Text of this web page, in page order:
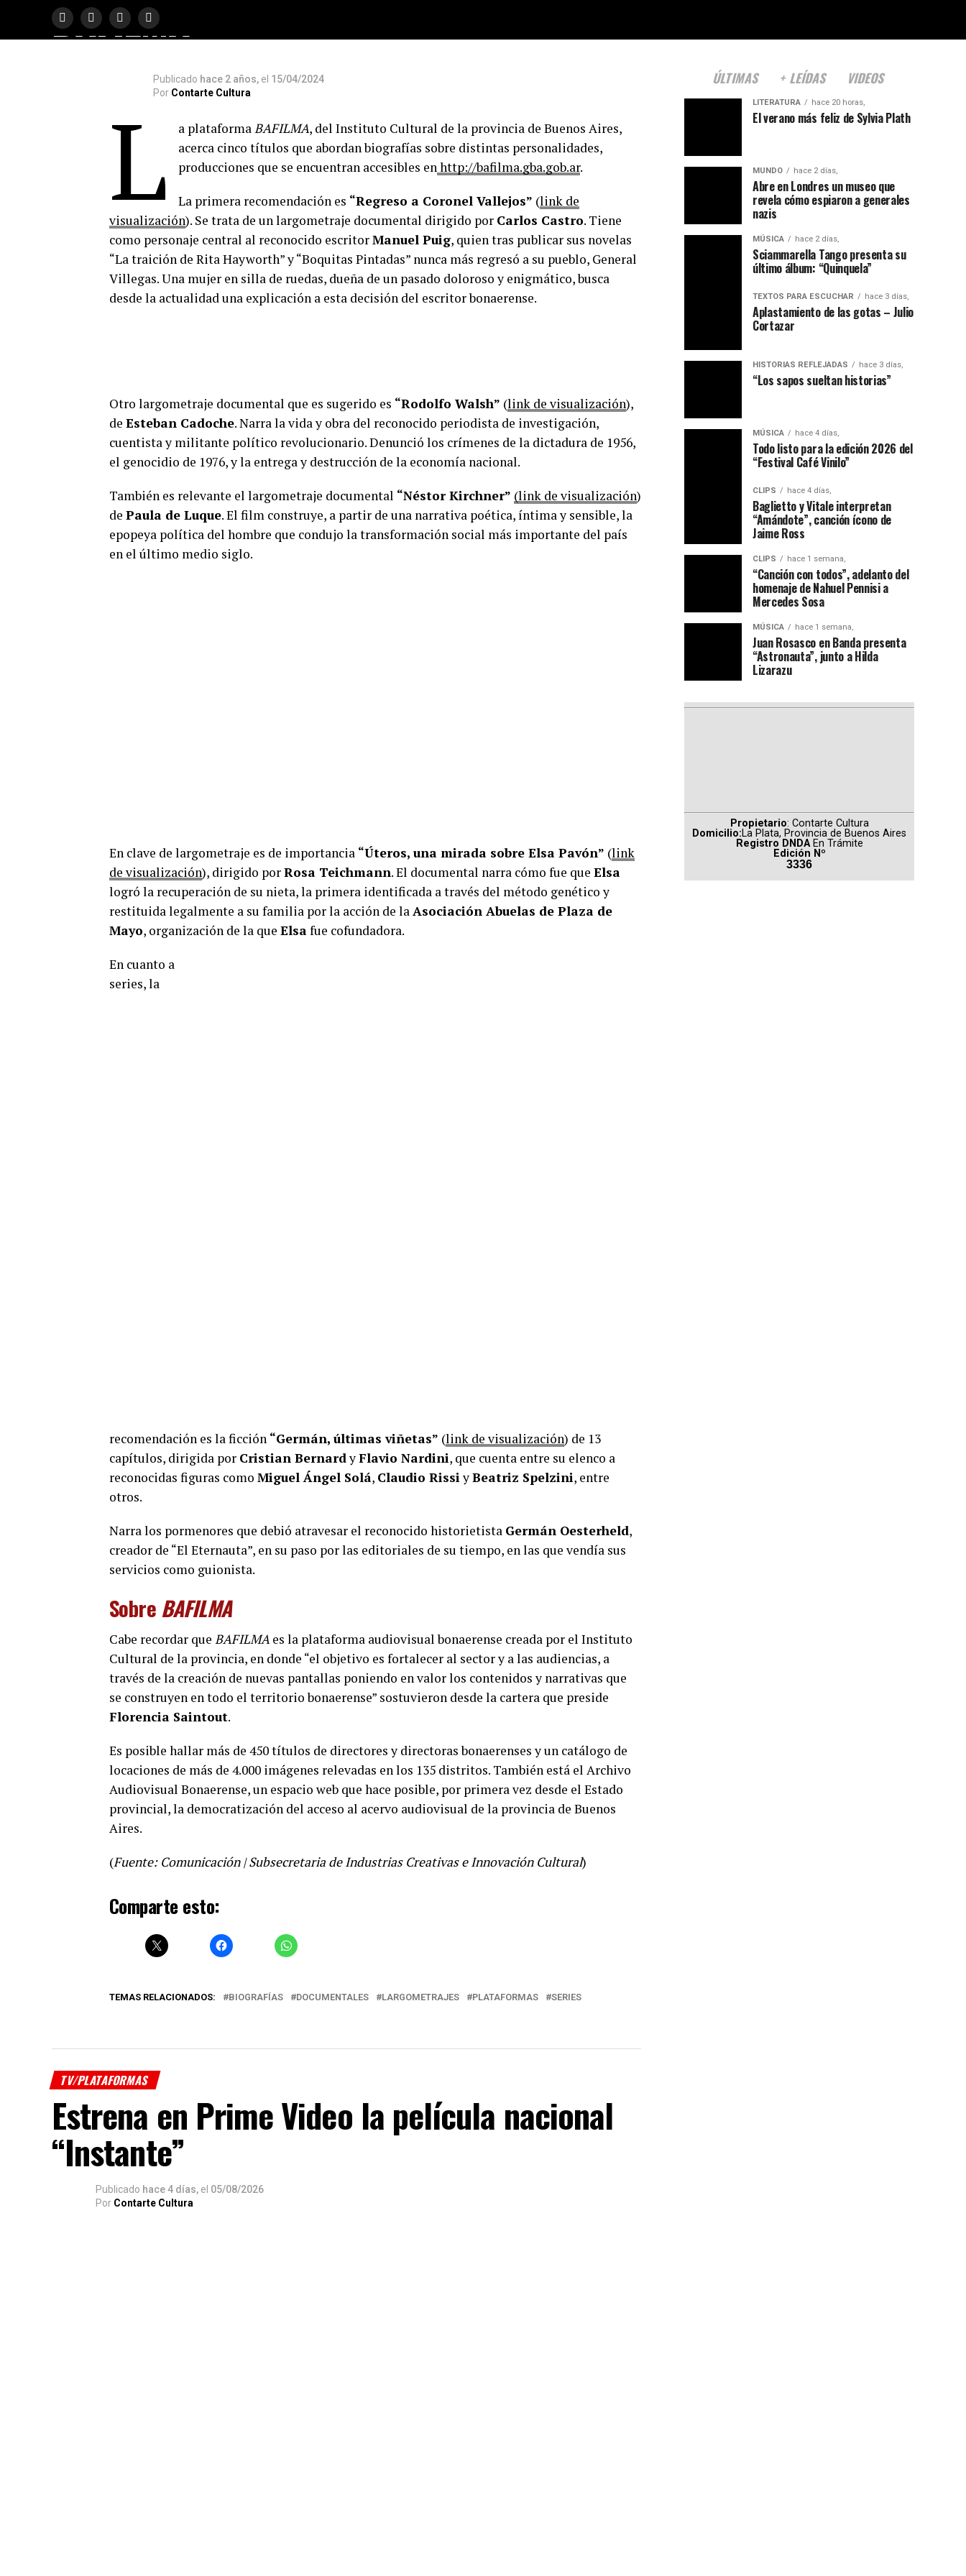
BAFILMA
Publicado hace 2 años, el 15/04/2024
Por Contarte Cultura
L a plataformaBAFILMA, del Instituto Cultural de la provincia de Buenos Aires,
acerca cinco títulos que abordan biografías sobre distintas personalidades,
producciones que se encuentran accesibles enhttp://bafilma.gba.gob.ar.
La primera recomendación es “Regreso a Coronel Vallejos” (link de
visualización). Se trata de un largometraje documental dirigido por Carlos Castro. Tiene
como personaje central al reconocido escritorManuel Puig, quien tras publicar sus novelas
“La traición de Rita Hayworth” y “Boquitas Pintadas” nunca más regresó a su pueblo, General
Villegas. Una mujer en silla de ruedas, dueña de un pasado doloroso y enigmático, busca
desde la actualidad una explicación a esta decisión del escritor bonaerense.
Otro largometraje documental que es sugerido es “Rodolfo Walsh” (link de visualización),
de Esteban Cadoche. Narra la vida y obra del reconocido periodista de investigación,
cuentista y militante político revolucionario. Denunció los crímenes de la dictadura de 1956,
el genocidio de 1976, y la entrega y destrucción de la economía nacional.
También es relevante el largometraje documental “Néstor Kirchner” (link de visualización)
de Paula de Luque. El film construye, a partir de una narrativa poética, íntima y sensible, la
epopeya política del hombre que condujo la transformación social más importante del país
en el último medio siglo.
En clave de largometraje es de importancia “Úteros, una mirada sobre Elsa Pavón” (link
de visualización), dirigido porRosa Teichmann. El documental narra cómo fue que Elsa
logró la recuperación de su nieta, la primera identificada a través del método genético y
restituida legalmente a su familia por la acción de laAsociación Abuelas de Plaza de
Mayo, organización de la que Elsafue cofundadora.
En cuanto a
series, la
recomendación es la ficción “Germán, últimas viñetas” (link de visualización) de 13
capítulos, dirigida por Cristian BernardyFlavio Nardini, que cuenta entre su elenco a
reconocidas figuras como Miguel Ángel Solá, Claudio RissiyBeatriz Spelzini, entre
otros.
Narra los pormenores que debió atravesar el reconocido historietista Germán Oesterheld,
creador de “El Eternauta”, en su paso por las editoriales de su tiempo, en las que vendía sus
servicios como guionista.
Sobre BAFILMA
Cabe recordar que BAFILMA es la plataforma audiovisual bonaerense creada por el Instituto
Cultural de la provincia, en donde “el objetivo es fortalecer al sector y a las audiencias, a
través de la creación de nuevas pantallas poniendo en valor los contenidos y narrativas que
se construyen en todo el territorio bonaerense” sostuvieron desde la cartera que preside
Florencia Saintout.
Es posible hallar más de 450 títulos de directores y directoras bonaerenses y un catálogo de
locaciones de más de 4.000 imágenes relevadas en los 135 distritos. También está el Archivo
Audiovisual Bonaerense, un espacio web que hace posible, por primera vez desde el Estado
provincial, la democratización del acceso al acervo audiovisual de la provincia de Buenos
Aires.
(Fuente: Comunicación | Subsecretaria de Industrias Creativas e Innovación Cultural)
Comparte esto:
TEMAS RELACIONADOS: BIOGRAFÍAS DOCUMENTALES LARGOMETRAJES PLATAFORMAS SERIES
TV/PLATAFORMAS
Estrena en Prime Video la película nacional
“Instante”
Publicado hace 4 días, el 05/08/2026
Por Contarte Cultura
ÚLTIMAS + LEÍDAS VIDEOS
LITERATURA hace 20 horas,
El verano más feliz de Sylvia Plath
MUNDO hace 2 días,
Abre en Londres un museo que
revela cómo espiaron a generales
nazis
MÚSICA hace 2 días,
Sciammarella Tango presenta su
último álbum: “Quinquela”
TEXTOS PARA ESCUCHAR hace 3 días,
Aplastamiento de las gotas – Julio
Cortazar
HISTORIAS REFLEJADAS hace 3 días,
“ Los sapos sueltan historias”
MÚSICA hace 4 días,
Todo listo para la edición 2026 del
“Festival Café Vinilo”
CLIPS hace 4 días,
Baglietto y Vitale interpretan
“Amándote”, canción ícono de
Jaime Ross
CLIPS hace 1 semana,
“Canción con todos”, adelanto del
homenaje de Nahuel Pennisi a
Mercedes Sosa
MÚSICA hace 1 semana,
Juan Rosasco en Banda presenta
“Astronauta”, junto a Hilda
Lizarazu
Propietario: Contarte Cultura
Domicilio:La Plata, Provincia de Buenos Aires
Registro DNDA En Trámite
Edición Nº
3336